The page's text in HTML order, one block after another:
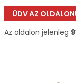
ÜDV AZ OLDALON!
Az oldalon jelenleg